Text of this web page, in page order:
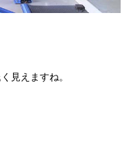
見えますね。